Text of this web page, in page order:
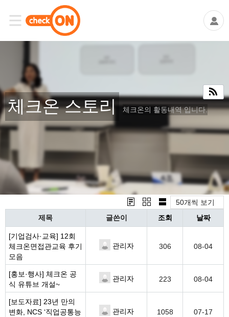
체크온 스토리 체크온의 활동내역 입니다.
50개씩 보기
제목
글쓴이 조회 날짜
[기업검사·교육] 12회
체크온면접관교육 후기
모음
관리자 306 08-04
[홍보·행사] 체크온 공
식 유튜브 개설~
관리자 223 08-04
[보도자료] 23년 만의
변화, NCS ‘직업공통능
관리자 1058 07-17